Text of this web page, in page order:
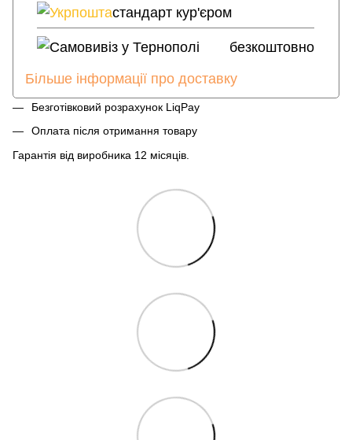
Укрпоштастандарт кур'єром
Самовивіз у Тернополі
безкоштовно
Більше інформації про доставку
Безготівковий розрахунок LiqPay
Оплата після отримання товару
Гарантія від виробника 12 місяців.